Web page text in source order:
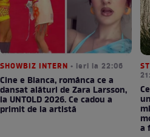
SHOWBIZ INTERN • ieri la 22:06
Cine e Bianca, românca ce a
dansat alături de Zara Larsson,
la UNTOLD 2026. Ce cadou a
primit de la artistă
a